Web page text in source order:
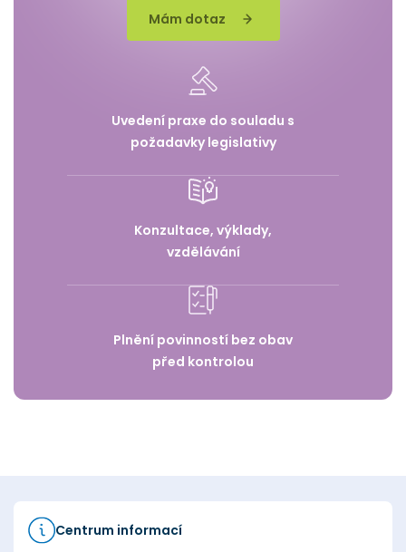
Mám dotaz
Uvedení praxe do souladu s
požadavky legislativy
Konzultace, výklady,
vzdělávání
Plnění povinností bez obav
před kontrolou
Centrum informací